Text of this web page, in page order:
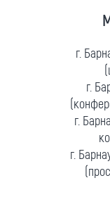
г.
г.
г.
г.